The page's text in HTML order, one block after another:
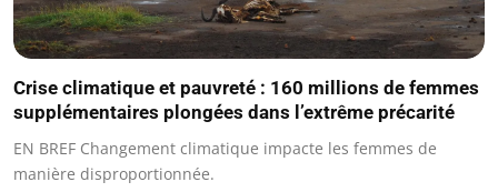
Crise climatique et pauvreté : 160 millions de femmes
supplémentaires plongées dans l’extrême précarité
EN BREF Changement climatique impacte les femmes de
manière disproportionnée.